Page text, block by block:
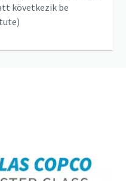
következik be